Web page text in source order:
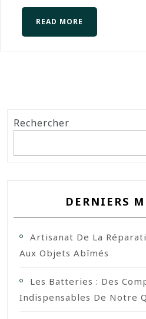
READ MORE
Rechercher
DERNIERS
Artisanat De La
Aux Objets Abîmés
Les Batteries : Des
Indispensables De Notre